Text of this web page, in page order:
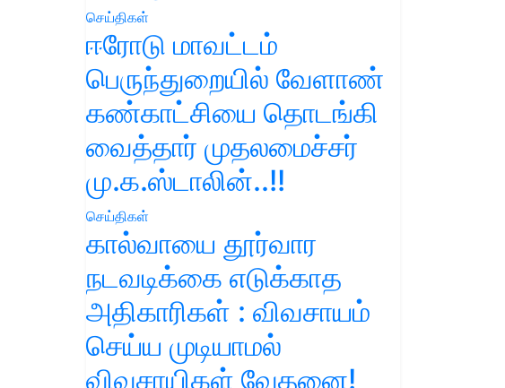
செய்திகள்
ஈரோடு மாவட்டம்
பெருந்துறையில் வேளாண்
கண்காட்சியை தொடங்கி
வைத்தார் முதலமைச்சர்
மு.க.ஸ்டாலின்..!!
செய்திகள்
கால்வாயை தூர்வார
நடவடிக்கை எடுக்காத
அதிகாரிகள் : விவசாயம்
செய்ய முடியாமல்
விவசாயிகள் வேதனை!